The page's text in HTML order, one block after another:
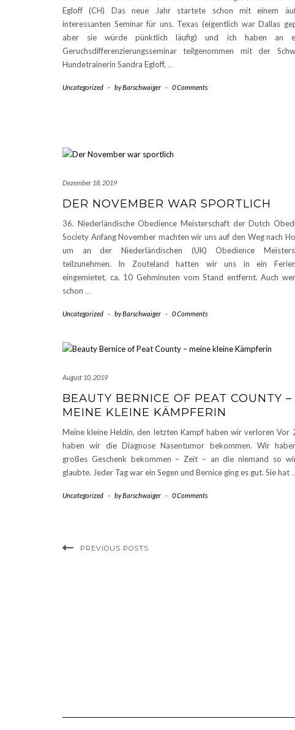
Egloff (CH) Das neue Jahr startete schon mit einem
interessanten Seminar für uns. Texas (eigentlich war Dallas
aber sie würde pünktlich läufig) und ich haben an
Geruchsdifferenzierungsseminar teilgenommen mit der
Hundetrainerin Sandra Egloff, …
Uncategorized - byBarschwaiger - 0 Comments
Dezember 18, 2019
DER NOVEMBER WAR SPORTLICH
36. Niederländische Obedience Meisterschaft der Dutch
Society Anfang November machten wir uns auf den Weg nach
um an der Niederländischen (UK) Obedience
teilzunehmen. In Zouteland hatten wir uns in ein
eingemietet, ca. 10 Gehminuten vom Stand entfernt. Auch
schon …
Uncategorized - byBarschwaiger - 0 Comments
August 10, 2019
BEAUTY BERNICE OF PEAT COUNTY –
MEINE KLEINE KÄMPFERIN
Meine kleine Heldin, den letzten Kampf haben wir verloren Vor
haben wir die Diagnose Nasentumor bekommen. Wir
großes Geschenk bekommen – Zeit – an die niemand so
glaubte. Jeder Tag war ein Segen und Bernice ging es gut. Sie hat
Uncategorized - byBarschwaiger - 0 Comments
PREVIOUS POSTS